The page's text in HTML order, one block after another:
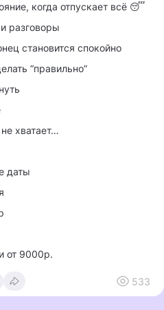
когда отпускает всё 😴
разговоры
становится спокойно
“правильно”
хватает…
даты
от 9000р.
533